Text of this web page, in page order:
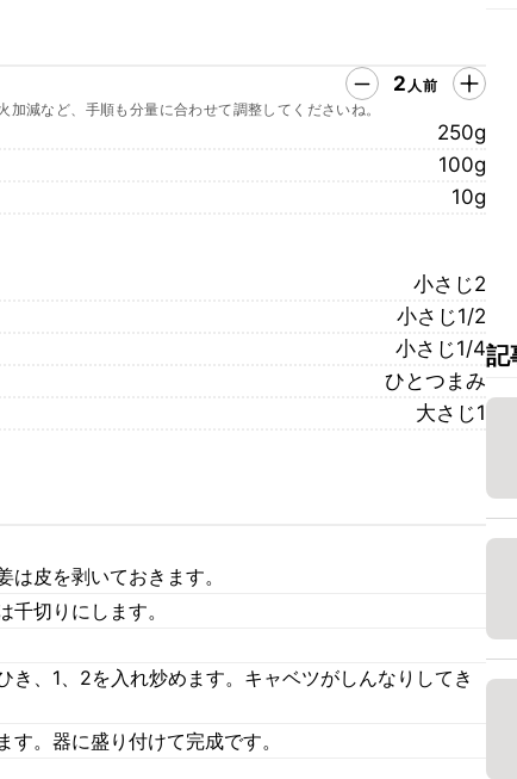
2 人前
減など、手順も分量に合わせて調整してくださいね。
250g
100g
10g
小さじ2
小さじ1/2
小さじ1/4
ひとつまみ
大さじ1
皮を剥いておきます。
切りにします。
き、1、2を入れ炒めます。キャベツがしんなりしてき
。器に盛り付けて完成です。
記